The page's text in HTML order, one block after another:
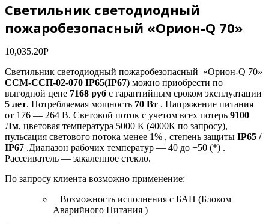
Светильник светодиодный
пожаробезопасный «Орион-Q 70»
10,035.20Р
Светильник светодиодный пожаробезопасный «Орион-Q 70»
ССМ-ССП-02-070 IP65(IP67) можно приобрести по
выгодной цене 7168 руб с гарантийным сроком эксплуатации
5 лет. Потребляемая мощность 70 Вт . Напряжение питания
от 176 — 264 В. Световой поток с учетом всех потерь 9100
Лм, цветовая температура 5000 К (4000К по запросу),
пульсация светового потока менее 1% , степень защиты IP65 /
IP67 .Диапазон рабочих температур — 40 до +50 (*) .
Рассеиватель — закаленное стекло.
По запросу клиента возможно применение:
Возможность исполнения с БАП (Блоком
Аварийного Питания )